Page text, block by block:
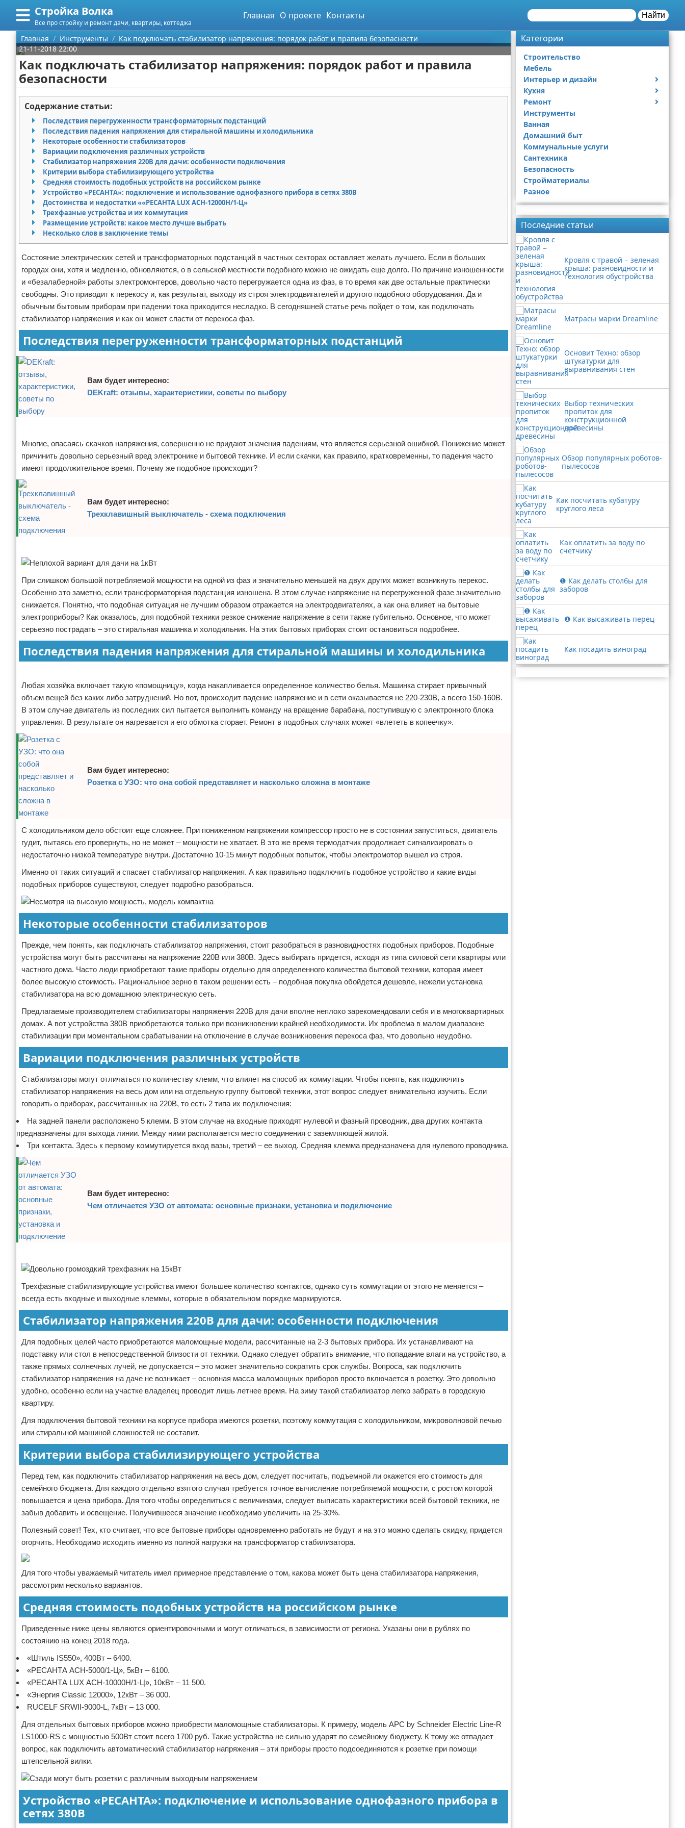
Стройка Волка
Все про стройку и ремонт дачи, квартиры, коттеджа
Главная О проекте Контакты Найти
Меню
Главная
Категории
Строительство
Мебель
Интерьер и дизайн
Дизайн дачи
Дизайн квартиры
Кухня
Посуда
Ремонт
Ремонт дачи
Ремонт квартиры
Инструменты
Ванная
Домашний быт
Коммунальные услуги
Сантехника
Безопасность
Разное
Поиск
О проекте
Контакты
Сотрудничество
Размещение рекламы
Для правообладателей
Условия предоставления информации
Отказ от ответственности
Главная Инструменты
Как подключать стабилизатор напряжения: порядок работ и правила безопасности
21-11-2018 22:00
Как подключать стабилизатор напряжения: порядок работ и правила
безопасности
Содержание статьи:
Последствия перегруженности трансформаторных подстанций
Последствия падения напряжения для стиральной машины и холодильника
Некоторые особенности стабилизаторов
Вариации подключения различных устройств
Стабилизатор напряжения 220В для дачи: особенности подключения
Критерии выбора стабилизирующего устройства
Средняя стоимость подобных устройств на российском рынке
Устройство «РЕСАНТА»: подключение и использование однофазного прибора в сетях 380В
Достоинства и недостатки ««РЕСАНТА LUX АСН-12000Н/1-Ц»
Трехфазные устройства и их коммутация
Размещение устройств: какое место лучше выбрать
Несколько слов в заключение темы
Состояние электрических сетей и трансформаторных подстанций в частных секторах оставляет желать лучшего. Если в больших
городах они, хотя и медленно, обновляются, о в сельской местности подобного можно не ожидать еще долго. По причине изношенности
и «безалаберной» работы электромонтеров, довольно часто перегружается одна из фаз, в то время как две остальные практически
свободны. Это приводит к перекосу и, как результат, выходу из строя электродвигателей и другого подобного оборудования. Да и
обычным бытовым приборам при падении тока приходится несладко. В сегодняшней статье речь пойдет о том, как подключать
стабилизатор напряжения и как он может спасти от перекоса фаз.
Последствия перегруженности трансформаторных подстанций
Вам будет интересно:
DEKraft: отзывы, характеристики, советы по выбору
Многие, опасаясь скачков напряжения, совершенно не придают значения падениям, что является серьезной ошибкой. Понижение может
причинить довольно серьезный вред электронике и бытовой технике. И если скачки, как правило, кратковременны, то падения часто
имеют продолжительное время. Почему же подобное происходит?
Вам будет интересно:
Трехклавишный выключатель - схема подключения
При слишком большой потребляемой мощности на одной из фаз и значительно меньшей на двух других может возникнуть перекос.
Особенно это заметно, если трансформаторная подстанция изношена. В этом случае напряжение на перегруженной фазе значительно
снижается. Понятно, что подобная ситуация не лучшим образом отражается на электродвигателях, а как она влияет на бытовые
электроприборы? Как оказалось, для подобной техники резкое снижение напряжение в сети также губительно. Основное, что может
серьезно пострадать – это стиральная машинка и холодильник. На этих бытовых приборах стоит остановиться подробнее.
Последствия падения напряжения для стиральной машины и холодильника
Любая хозяйка включает такую «помощницу», когда накапливается определенное количество белья. Машинка стирает привычный
объем вещей без каких либо затруднений. Но вот, происходит падение напряжение и в сети оказывается не 220-230В, а всего 150-160В.
В этом случае двигатель из последних сил пытается выполнить команду на вращение барабана, поступившую с электронного блока
управления. В результате он нагревается и его обмотка сгорает. Ремонт в подобных случаях может «влететь в копеечку».
Вам будет интересно:
Розетка с УЗО: что она собой представляет и насколько сложна в монтаже
С холодильником дело обстоит еще сложнее. При пониженном напряжении компрессор просто не в состоянии запуститься, двигатель
гудит, пытаясь его провернуть, но не может – мощности не хватает. В это же время термодатчик продолжает сигнализировать о
недостаточно низкой температуре внутри. Достаточно 10-15 минут подобных попыток, чтобы электромотор вышел из строя.
Именно от таких ситуаций и спасает стабилизатор напряжения. А как правильно подключить подобное устройство и какие виды
подобных приборов существуют, следует подробно разобраться.
Некоторые особенности стабилизаторов
Прежде, чем понять, как подключать стабилизатор напряжения, стоит разобраться в разновидностях подобных приборов. Подобные
устройства могут быть рассчитаны на напряжение 220В или 380В. Здесь выбирать придется, исходя из типа силовой сети квартиры или
частного дома. Часто люди приобретают такие приборы отдельно для определенного количества бытовой техники, которая имеет
более высокую стоимость. Рациональное зерно в таком решении есть – подобная покупка обойдется дешевле, нежели установка
стабилизатора на всю домашнюю электрическую сеть.
Предлагаемые производителем стабилизаторы напряжения 220В для дачи вполне неплохо зарекомендовали себя и в многоквартирных
домах. А вот устройства 380В приобретаются только при возникновении крайней необходимости. Их проблема в малом диапазоне
стабилизации при моментальном срабатывании на отключение в случае возникновения перекоса фаз, что довольно неудобно.
Вариации подключения различных устройств
Стабилизаторы могут отличаться по количеству клемм, что влияет на способ их коммутации. Чтобы понять, как подключить
стабилизатор напряжения на весь дом или на отдельную группу бытовой техники, этот вопрос следует внимательно изучить. Если
говорить о приборах, рассчитанных на 220В, то есть 2 типа их подключения:
На задней панели расположено 5 клемм. В этом случае на входные приходят нулевой и фазный проводник, два других контакта
предназначены для выхода линии. Между ними располагается место соединения с заземляющей жилой.
Три контакта. Здесь к первому коммутируется вход вазы, третий – ее выход. Средняя клемма предназначена для нулевого проводника.
Вам будет интересно:
Чем отличается УЗО от автомата: основные признаки, установка и подключение
Трехфазные стабилизирующие устройства имеют большее количество контактов, однако суть коммутации от этого не меняется –
всегда есть входные и выходные клеммы, которые в обязательном порядке маркируются.
Стабилизатор напряжения 220В для дачи: особенности подключения
Для подобных целей часто приобретаются маломощные модели, рассчитанные на 2-3 бытовых прибора. Их устанавливают на
подставку или стол в непосредственной близости от техники. Однако следует обратить внимание, что попадание влаги на устройство, а
также прямых солнечных лучей, не допускается – это может значительно сократить срок службы. Вопроса, как подключить
стабилизатор напряжения на даче не возникает – основная масса маломощных приборов просто включается в розетку. Это довольно
удобно, особенно если на участке владелец проводит лишь летнее время. На зиму такой стабилизатор легко забрать в городскую
квартиру.
Для подключения бытовой техники на корпусе прибора имеются розетки, поэтому коммутация с холодильником, микроволновой печью
или стиральной машиной сложностей не составит.
Критерии выбора стабилизирующего устройства
Перед тем, как подключить стабилизатор напряжения на весь дом, следует посчитать, подъемной ли окажется его стоимость для
семейного бюджета. Для каждого отдельно взятого случая требуется точное вычисление потребляемой мощности, с ростом которой
повышается и цена прибора. Для того чтобы определиться с величинами, следует выписать характеристики всей бытовой техники, не
забыв добавить и освещение. Получившееся значение необходимо увеличить на 25-30%.
Полезный совет! Тех, кто считает, что все бытовые приборы одновременно работать не будут и на это можно сделать скидку, придется
огорчить. Необходимо исходить именно из полной нагрузки на трансформатор стабилизатора.
Для того чтобы уважаемый читатель имел примерное представление о том, какова может быть цена стабилизатора напряжения,
рассмотрим несколько вариантов.
Средняя стоимость подобных устройств на российском рынке
Приведенные ниже цены являются ориентировочными и могут отличаться, в зависимости от региона. Указаны они в рублях по
состоянию на конец 2018 года.
«Штиль IS550», 400Вт – 6400.
«РЕСАНТА ACH-5000/1-Ц», 5кВт – 6100.
«РЕСАНТА LUX АСН-10000Н/1-Ц», 10кВт – 11 500.
«Энергия Classic 12000», 12кВт – 36 000.
RUCELF SRWII-9000-L, 7кВт – 13 000.
Для отдельных бытовых приборов можно приобрести маломощные стабилизаторы. К примеру, модель APC by Schneider Electric Line-R
LS1000-RS с мощностью 500Вт стоит всего 1700 руб. Такие устройства не сильно ударят по семейному бюджету. К тому же отпадает
вопрос, как подключить автоматический стабилизатор напряжения – эти приборы просто подсоединяются к розетке при помощи
штепсельной вилки.
Устройство «РЕСАНТА»: подключение и использование однофазного прибора в
сетях 380В
Категории
Строительство
Мебель
Интерьер и дизайн
Дизайн дачи
Дизайн квартиры
Кухня
Посуда
Ремонт
Ремонт дачи
Ремонт квартиры
Инструменты
Ванная
Домашний быт
Коммунальные услуги
Сантехника
Безопасность
Стройматериалы
Разное
Последние статьи
Кровля с травой − зеленая
крыша: разновидности и
технология обустройства
Матрасы марки Dreamline
Основит Техно: обзор
штукатурки для
выравнивания стен
Выбор технических
пропиток для
конструкционной
древесины
Обзор популярных роботов-
пылесосов
Как посчитать кубатуру
круглого леса
Как оплатить за воду по
счетчику
❶ Как делать столбы для
заборов
❶ Как высаживать перец
Как посадить виноград